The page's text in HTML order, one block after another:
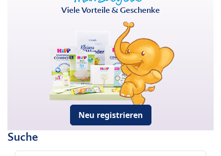
Viele Vorteile & Geschenke
Neu registrieren
Suche